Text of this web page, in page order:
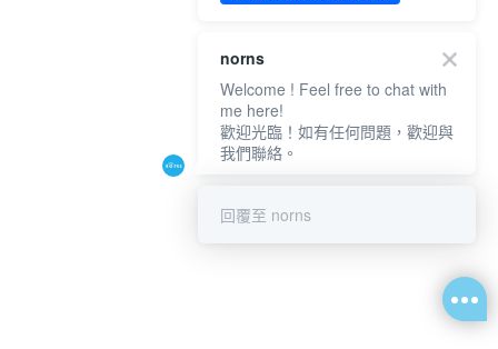
norns
Welcome ! Feel free to chat with
me here!
歡迎光臨！如有任何問題，歡迎與
我們聯絡。
回覆至 norns